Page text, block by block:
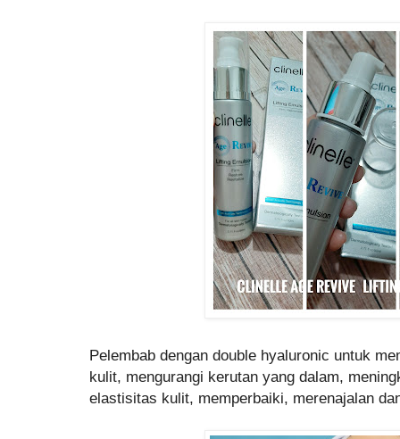
Pelembab dengan double hyaluronic untuk
kulit, mengurangi kerutan yang dalam,
elastisitas kulit, memperbaiki, merenajalan